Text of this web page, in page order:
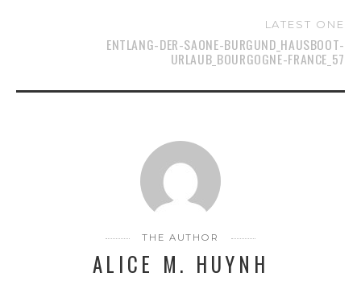
LATEST ONE
ENTLANG-DER-SAONE-BURGUND_HAUSBOOT-
URLAUB_BOURGOGNE-FRANCE_57
THE AUTHOR
ALICE M. HUYNH